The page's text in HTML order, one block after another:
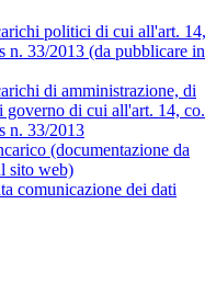
politici di cui all'art. 14,
n. 33/2013 (da pubblicare in
di amministrazione, di
governo di cui all'art. 14, co.
n. 33/2013
(documentazione da
sito web)
comunicazione dei dati